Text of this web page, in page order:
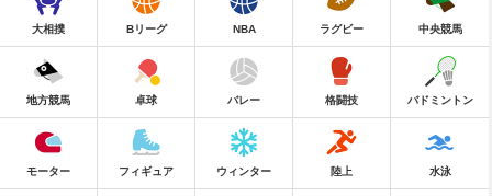
大相撲 Bリーグ NBA ラグビー 中央競馬
地方競馬 卓球 バレー 格闘技 バドミントン
モーター フィギュア ウィンター 陸上 水泳